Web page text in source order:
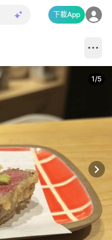
下載App
1/5